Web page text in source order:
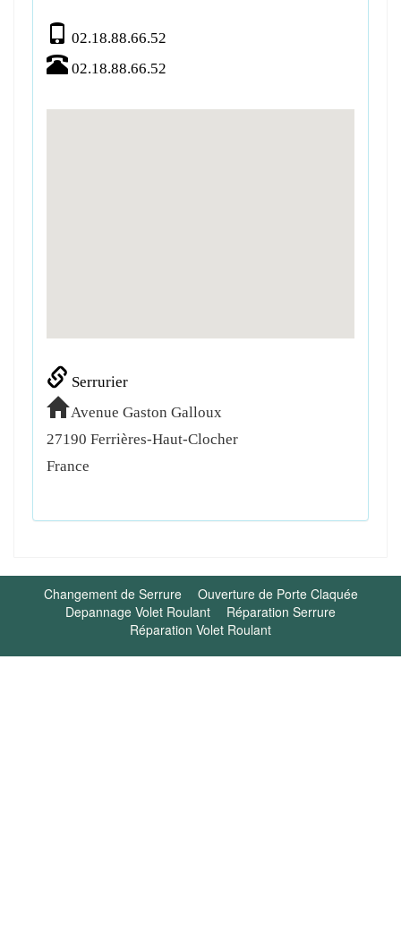
02.18.88.66.52
02.18.88.66.52
Serrurier
Avenue Gaston Galloux
27190 Ferrières-Haut-Clocher
France
Changement de Serrure
Ouverture de Porte Claquée
Depannage Volet Roulant
Réparation Serrure
Réparation Volet Roulant